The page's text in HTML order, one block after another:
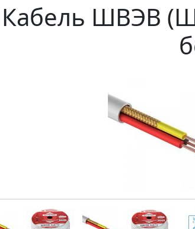
Кабель ШВЭВ